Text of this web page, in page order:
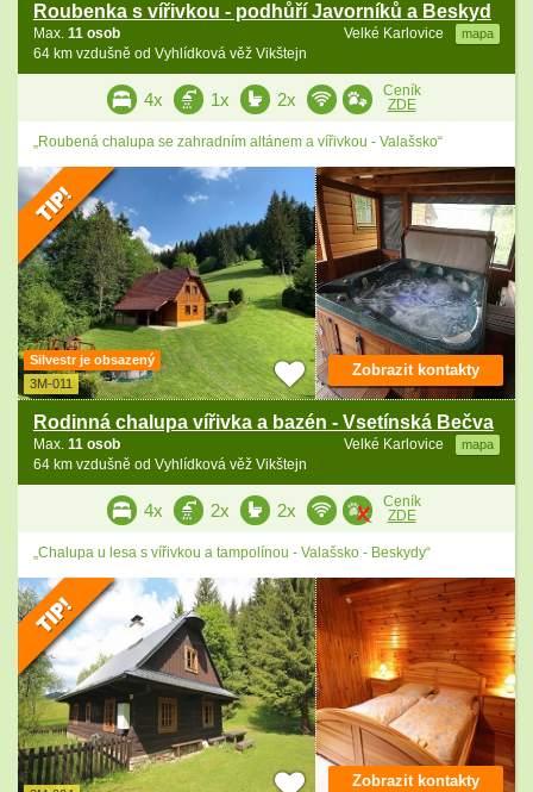
Roubenka s vířivkou - podhůří Javorníků a Beskyd
Velké Karlovice mapa
Max. 11 osob
64 km vzdušně od Vyhlídková věž Vikštejn
4x 1x 2x
Ceník
ZDE
„Roubená chalupa se zahradním altánem a vířivkou - Valašsko“
Silvestr je obsazený
3M-011
Rodinná chalupa vířivka a bazén - Vsetínská Bečva
Velké Karlovice mapa
Max. 11 osob
64 km vzdušně od Vyhlídková věž Vikštejn
Zobrazit kontakty
4x 2x 2x
Ceník
ZDE
„Chalupa u lesa s vířivkou a tampolínou - Valašsko - Beskydy“
Zobrazit kontakty